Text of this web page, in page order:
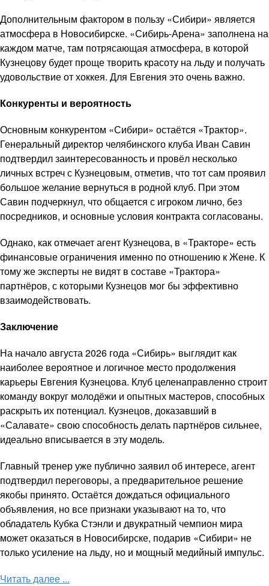
Дополнительным фактором в пользу «Сибири» является
атмосфера в Новосибирске. «Сибирь-Арена» заполнена на
каждом матче, там потрясающая атмосфера, в которой
Кузнецову будет проще творить красоту на льду и получать
удовольствие от хоккея. Для Евгения это очень важно.
Конкуренты и вероятность
Основным конкурентом «Сибири» остаётся «Трактор».
Генеральный директор челябинского клуба Иван Савин
подтвердил заинтересованность и провёл несколько
личных встреч с Кузнецовым, отметив, что тот сам проявил
большое желание вернуться в родной клуб. При этом
Савин подчеркнул, что общается с игроком лично, без
посредников, и основные условия контракта согласованы.
Однако, как отмечает агент Кузнецова, в «Тракторе» есть
финансовые ограничения именно по отношению к Жене. К
тому же эксперты не видят в составе «Трактора»
партнёров, с которыми Кузнецов мог бы эффективно
взаимодействовать.
Заключение
На начало августа 2026 года «Сибирь» выглядит как
наиболее вероятное и логичное место продолжения
карьеры Евгения Кузнецова. Клуб целенаправленно строит
команду вокруг молодёжи и опытных мастеров, способных
раскрыть их потенциал. Кузнецов, доказавший в
«Салавате» свою способность делать партнёров сильнее,
идеально вписывается в эту модель.
Главный тренер уже публично заявил об интересе, агент
подтвердил переговоры, а предварительное решение
якобы принято. Остаётся дождаться официального
объявления, но все признаки указывают на то, что
обладатель Кубка Стэнли и двукратный чемпион мира
может оказаться в Новосибирске, подарив «Сибири» не
только усиление на льду, но и мощный медийный импульс.
Читать далее ...